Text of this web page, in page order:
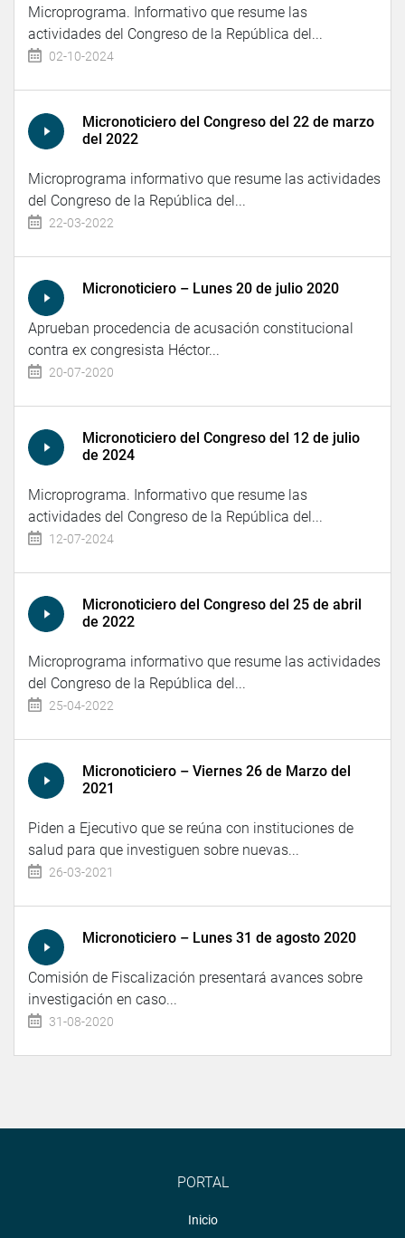
Microprograma. Informativo que resume las
actividades del Congreso de la República del...
02-10-2024
Micronoticiero del Congreso del 22 de marzo
del 2022
Microprograma informativo que resume las actividades
del Congreso de la República del...
22-03-2022
Micronoticiero – Lunes 20 de julio 2020
Aprueban procedencia de acusación constitucional
contra ex congresista Héctor...
20-07-2020
Micronoticiero del Congreso del 12 de julio
de 2024
Microprograma. Informativo que resume las
actividades del Congreso de la República del...
12-07-2024
Micronoticiero del Congreso del 25 de abril
de 2022
Microprograma informativo que resume las actividades
del Congreso de la República del...
25-04-2022
Micronoticiero – Viernes 26 de Marzo del
2021
Piden a Ejecutivo que se reúna con instituciones de
salud para que investiguen sobre nuevas...
26-03-2021
Micronoticiero – Lunes 31 de agosto 2020
Comisión de Fiscalización presentará avances sobre
investigación en caso...
31-08-2020
PORTAL
Inicio